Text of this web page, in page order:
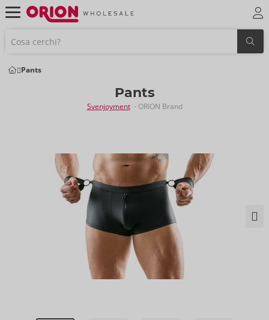
Pants
Pants
Svenjoyment - ORION Brand